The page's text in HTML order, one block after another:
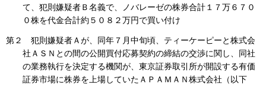
て、犯則嫌疑者Ｂ名義で、ノバレーゼの株券合計１７万６７０
０株を代金合計約５０８２万円で買い付け
第２ 犯則嫌疑者Ａが、同年７月中旬頃、ティーケーピーと株式会
社ＡＳＮとの間の公開買付応募契約の締結の交渉に関し、同社
の業務執行を決定する機関が、東京証券取引所が開設する有価
証券市場に株券を上場していたＡＰＡＭＡＮ株式会社（以下